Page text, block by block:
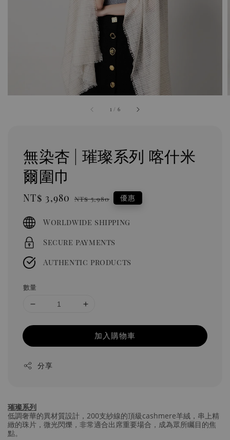
1 / 6
無染杏 | 璀璨系列 喀什米
爾圍巾
Sale
NT$ 3,980 Regular
NT$ 5,980 優惠
Worldwide shipping
Secure payments
Authentic products
數量
加入購物車
分享
璀璨系列
低調奢華的異材質設計，200支紗線的頂級cashmere羊絨，串上精
緻的珠片，微光閃爍，非常適合出席重要場合，成為眾所矚目的焦
點。